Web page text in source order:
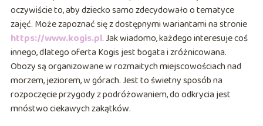
oczywiście to, aby dziecko samo zdecydowało o tematyce
zajęć. Może zapoznać się z dostępnymi wariantami na stronie
https://www.kogis.pl. Jak wiadomo, każdego interesuje coś
innego, dlatego oferta Kogis jest bogata i zróżnicowana.
Obozy są organizowane w rozmaitych miejscowościach nad
morzem, jeziorem, w górach. Jest to świetny sposób na
rozpoczęcie przygody z podróżowaniem, do odkrycia jest
mnóstwo ciekawych zakątków.